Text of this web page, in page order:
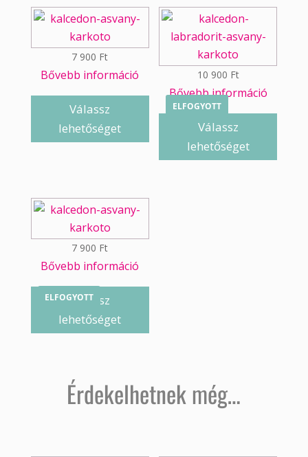
7 900 Ft
Bővebb információ
Válassz
lehetőséget
ELFOGYOTT
10 900 Ft
Bővebb információ
Válassz
lehetőséget
ELFOGYOTT
7 900 Ft
Bővebb információ
Válassz
lehetőséget
Érdekelhetnek még…